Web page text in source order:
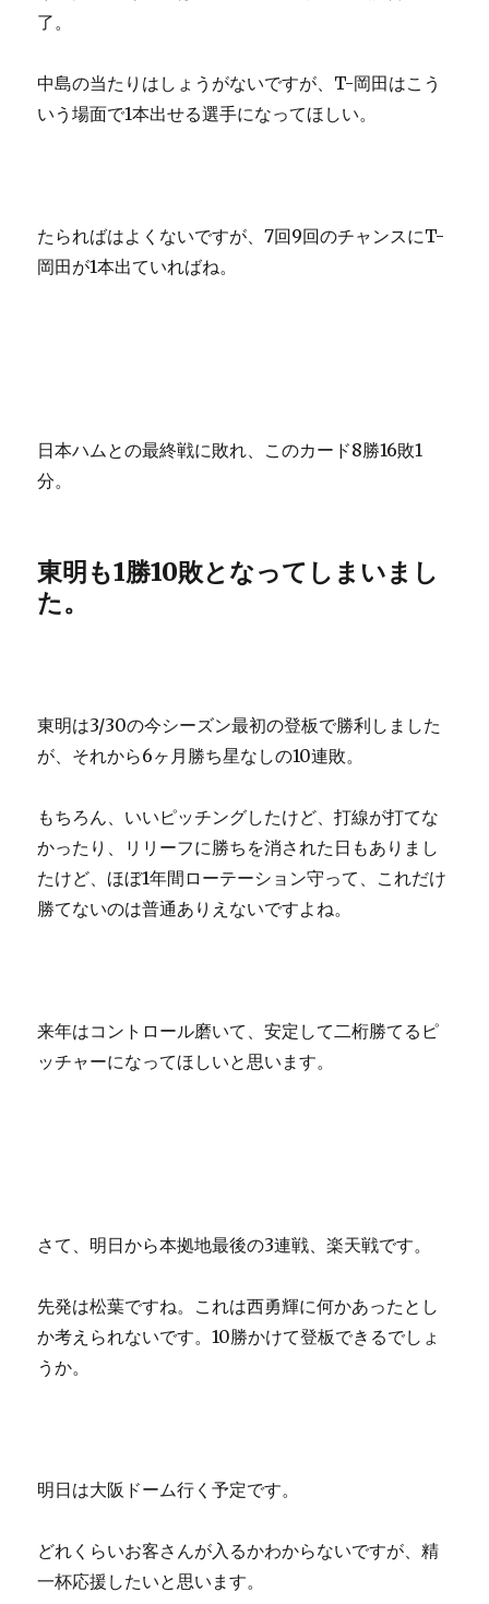
了。
中島の当たりはしょうがないですが、T-岡田はこう
いう場面で1本出せる選手になってほしい。
たらればはよくないですが、7回9回のチャンスにT-
岡田が1本出ていればね。
日本ハムとの最終戦に敗れ、このカード8勝16敗1
分。
東明も1勝10敗となってしまいまし
た。
東明は3/30の今シーズン最初の登板で勝利しました
が、それから6ヶ月勝ち星なしの10連敗。
もちろん、いいピッチングしたけど、打線が打てな
かったり、リリーフに勝ちを消された日もありまし
たけど、ほぼ1年間ローテーション守って、これだけ
勝てないのは普通ありえないですよね。
来年はコントロール磨いて、安定して二桁勝てるピ
ッチャーになってほしいと思います。
さて、明日から本拠地最後の3連戦、楽天戦です。
先発は松葉ですね。これは西勇輝に何かあったとし
か考えられないです。10勝かけて登板できるでしょ
うか。
明日は大阪ドーム行く予定です。
どれくらいお客さんが入るかわからないですが、精
一杯応援したいと思います。